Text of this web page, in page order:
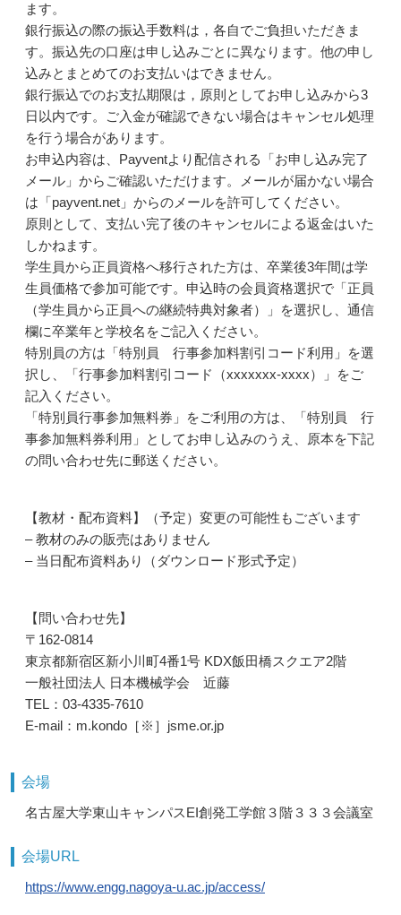
ます。
銀行振込の際の振込手数料は，各自でご負担いただきま
す。振込先の口座は申し込みごとに異なります。他の申し
込みとまとめてのお支払いはできません。
銀行振込でのお支払期限は，原則としてお申し込みから3
日以内です。ご入金が確認できない場合はキャンセル処理
を行う場合があります。
お申込内容は、Payventより配信される「お申し込み完了
メール」からご確認いただけます。メールが届かない場合
は「payvent.net」からのメールを許可してください。
原則として、支払い完了後のキャンセルによる返金はいた
しかねます。
学生員から正員資格へ移行された方は、卒業後3年間は学
生員価格で参加可能です。申込時の会員資格選択で「正員
（学生員から正員への継続特典対象者）」を選択し、通信
欄に卒業年と学校名をご記入ください。
特別員の方は「特別員 行事参加料割引コード利用」を選
択し、「行事参加料割引コード（xxxxxxx-xxxx）」をご
記入ください。
「特別員行事参加無料券」をご利用の方は、「特別員 行
事参加無料券利用」としてお申し込みのうえ、原本を下記
の問い合わせ先に郵送ください。
【教材・配布資料】（予定）変更の可能性もございます
– 教材のみの販売はありません
– 当日配布資料あり（ダウンロード形式予定）
【問い合わせ先】
〒162-0814
東京都新宿区新小川町4番1号 KDX飯田橋スクエア2階
一般社団法人 日本機械学会 近藤
TEL：03-4335-7610
E-mail：m.kondo［※］jsme.or.jp
会場
名古屋大学東山キャンパスEI創発工学館３階３３３会議室
会場URL
https://www.engg.nagoya-u.ac.jp/access/